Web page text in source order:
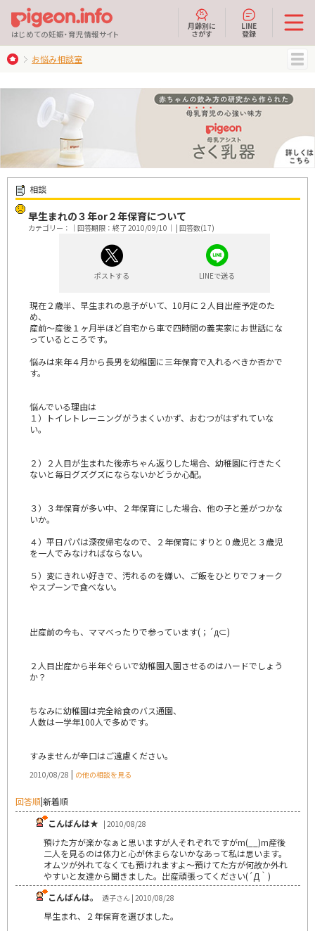
はじめての妊娠・育児情報サイト
月齢別に
さがす
LINE
登録
お悩み相談室
相談
早生まれの３年or２年保育について
カテゴリー：｜回答期限：終了 2010/09/10｜ | 回答数(17)
ポストする LINEで送る
現在２歳半、早生まれの息子がいて、10月に２人目出産予定のた
め、
産前～産後１ヶ月半ほど自宅から車で四時間の義実家にお世話にな
っているところです。
悩みは来年４月から長男を幼稚園に三年保育で入れるべきか否かで
す。
悩んでいる理由は
１）トイレトレーニングがうまくいかず、おむつがはずれていな
い。
２）２人目が生まれた後赤ちゃん返りした場合、幼稚園に行きたく
ないと毎日グズグズにならないかどうか心配。
３）３年保育が多い中、２年保育にした場合、他の子と差がつかな
いか。
４）平日パパは深夜帰宅なので、２年保育にすりと０歳児と３歳児
を一人でみなければならない。
５）変にきれい好きで、汚れるのを嫌い、ご飯をひとりでフォーク
やスプーンで食べない。
出産前の今も、ママべったりで参っています(；´д⊂)
２人目出産から半年ぐらいで幼稚園入園させるのはハードでしょう
か？
ちなみに幼稚園は完全給食のバス通園、
人数は一学年100人で多めです。
すみませんが辛口はご遠慮ください。
2010/08/28 | の他の相談を見る
回答順|新着順
こんばんは★ | 2010/08/28
預けた方が楽かなぁと思いますが人それぞれですがm(__)m産後
二人を見るのは体力と心が休まらないかなあって私は思います。
オムツが外れてなくても預けれますよ～預けてた方が何故か外れ
やすいと友達から聞きました。出産頑張ってください(´Д｀)
こんばんは。
透子さん | 2010/08/28
早生まれ、２年保育を選びました。